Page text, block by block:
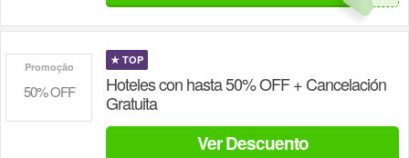
★ TOP
Hoteles con hasta 50% OFF + Cancelación
Gratuita
Promoção
50% OFF
Ver Descuento